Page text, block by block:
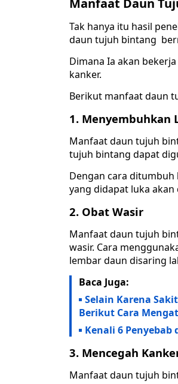
Manfaat Daun
Tak hanya itu hasil
daun tujuh bintang
Dimana Ia akan
kanker.
Berikut manfaat daun
1. Menyembuhkan
Manfaat daun tujuh
tujuh bintang dapat
Dengan cara
yang didapat luka
2. Obat Wasir
Manfaat daun tujuh
wasir. Cara
lembar daun disaring
Baca Juga:
Selain Karena
Berikut Cara
Kenali 6
3. Mencegah
Manfaat daun tujuh